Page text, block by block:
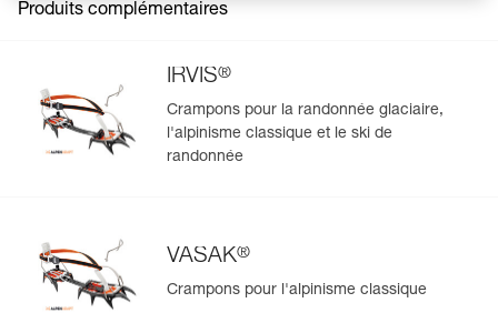
Produits complémentaires
IRVIS®
Crampons pour la randonnée glaciaire,
l'alpinisme classique et le ski de
randonnée
VASAK®
Crampons pour l'alpinisme classique